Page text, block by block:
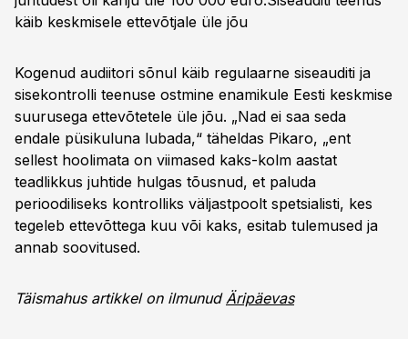
käib keskmisele ettevõtjale üle jõu
Kogenud audiitori sõnul käib regulaarne siseauditi ja
sisekontrolli teenuse ostmine enamikule Eesti keskmise
suurusega ettevõtetele üle jõu. „Nad ei saa seda
endale püsikuluna lubada,“ täheldas Pikaro, „ent
sellest hoolimata on viimased kaks-kolm aastat
teadlikkus juhtide hulgas tõusnud, et paluda
perioodiliseks kontrolliks väljastpoolt spetsialisti, kes
tegeleb ettevõttega kuu või kaks, esitab tulemused ja
annab soovitused.
Täismahus artikkel on ilmunudÄripäevas